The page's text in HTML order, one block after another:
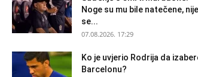
Noge su mu bile natečene, nije
se...
07.08.2026. 17:29
Ko je uvjerio Rodrija da
Barcelonu?